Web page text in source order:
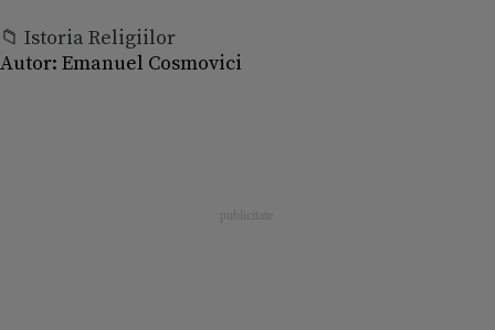
📁 Istoria Religiilor
Autor: Emanuel Cosmovici